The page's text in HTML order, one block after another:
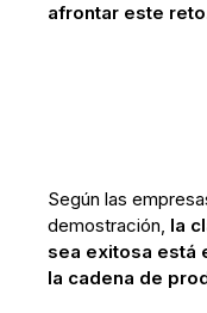
afrontar este reto
Según las
demostración, la
sea exitosa está
la cadena de